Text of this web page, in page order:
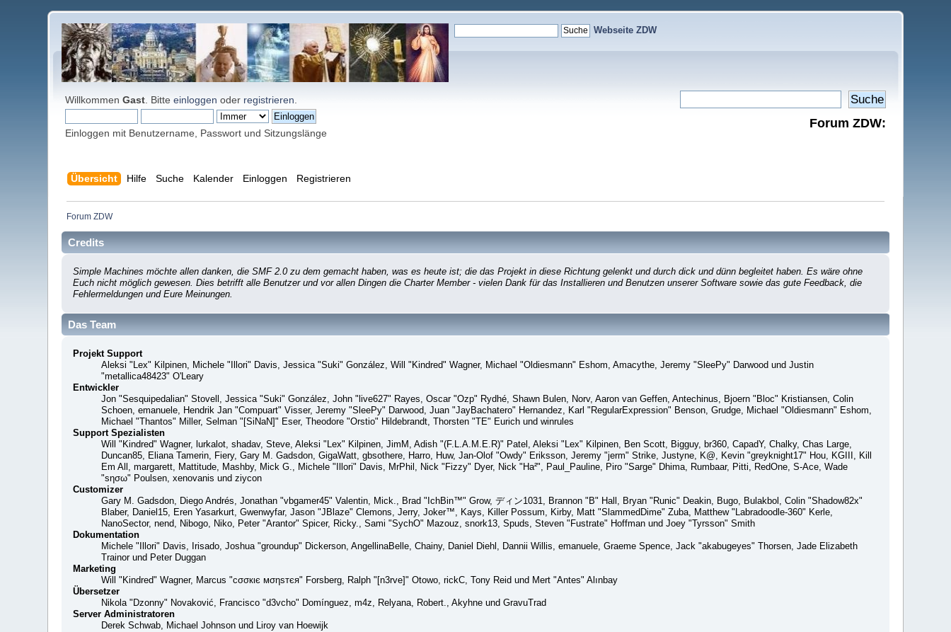
Webseite ZDW
WillkommenGast . Bitteeinloggen oder registrieren
Einloggen mit Benutzername, Passwort und Sitzungslänge
Forum ZDW:
Übersicht Hilfe Suche Kalender Einloggen Registrieren
Forum ZDW
Credits
Simple Machines möchte allen danken, die SMF 2.0 zu dem gemacht haben, was es heute ist; die das Projekt in diese Richtung gelenkt und durch dick und dünn begleitet haben. Es wäre ohne
Euch nicht möglich gewesen. Dies betrifft alle Benutzer und vor allen Dingen die Charter Member - vielen Dank für das Installieren und Benutzen unserer Software sowie das gute Feedback, die
Fehlermeldungen und Eure Meinungen.
Das Team
Projekt Support
Aleksi "Lex" Kilpinen, Michele "Illori" Davis, Jessica "Suki" González, Will "Kindred" Wagner, Michael "Oldiesmann" Eshom, Amacythe, Jeremy "SleePy" Darwood und Justin
"metallica48423" O'Leary
Entwickler
Jon "Sesquipedalian" Stovell, Jessica "Suki" González, John "live627" Rayes, Oscar "Ozp" Rydhé, Shawn Bulen, Norv, Aaron van Geffen, Antechinus, Bjoern "Bloc" Kristiansen, Colin
Schoen, emanuele, Hendrik Jan "Compuart" Visser, Jeremy "SleePy" Darwood, Juan "JayBachatero" Hernandez, Karl "RegularExpression" Benson, Grudge, Michael "Oldiesmann" Eshom,
Michael "Thantos" Miller, Selman "[SiNaN]" Eser, Theodore "Orstio" Hildebrandt, Thorsten "TE" Eurich und winrules
Support Spezialisten
Will "Kindred" Wagner, lurkalot, shadav, Steve, Aleksi "Lex" Kilpinen, JimM, Adish "(F.L.A.M.E.R)" Patel, Aleksi "Lex" Kilpinen, Ben Scott, Bigguy, br360, CapadY, Chalky, Chas Large,
Duncan85, Eliana Tamerin, Fiery, Gary M. Gadsdon, GigaWatt, gbsothere, Harro, Huw, Jan-Olof "Owdy" Eriksson, Jeremy "jerm" Strike, Justyne, K@, Kevin "greyknight17" Hou, KGIII, Kill
Em All, margarett, Mattitude, Mashby, Mick G., Michele "Illori" Davis, MrPhil, Nick "Fizzy" Dyer, Nick "Ha²", Paul_Pauline, Piro "Sarge" Dhima, Rumbaar, Pitti, RedOne, S-Ace, Wade
"sησω" Poulsen, xenovanis und ziycon
Customizer
Gary M. Gadsdon, Diego Andrés, Jonathan "vbgamer45" Valentin, Mick., Brad "IchBin™" Grow, ディン1031, Brannon "B" Hall, Bryan "Runic" Deakin, Bugo, Bulakbol, Colin "Shadow82x"
Blaber, Daniel15, Eren Yasarkurt, Gwenwyfar, Jason "JBlaze" Clemons, Jerry, Joker™, Kays, Killer Possum, Kirby, Matt "SlammedDime" Zuba, Matthew "Labradoodle-360" Kerle,
NanoSector, nend, Nibogo, Niko, Peter "Arantor" Spicer, Ricky., Sami "SychO" Mazouz, snork13, Spuds, Steven "Fustrate" Hoffman und Joey "Tyrsson" Smith
Dokumentation
Michele "Illori" Davis, Irisado, Joshua "groundup" Dickerson, AngellinaBelle, Chainy, Daniel Diehl, Dannii Willis, emanuele, Graeme Spence, Jack "akabugeyes" Thorsen, Jade Elizabeth
Trainor und Peter Duggan
Marketing
Will "Kindred" Wagner, Marcus "cσσкιє мσηѕтєя" Forsberg, Ralph "[n3rve]" Otowo, rickC, Tony Reid und Mert "Antes" Alınbay
Übersetzer
Nikola "Dzonny" Novaković, Francisco "d3vcho" Domínguez, m4z, Relyana, Robert., Akyhne und GravuTrad
Server Administratoren
Derek Schwab, Michael Johnson und Liroy van Hoewijk